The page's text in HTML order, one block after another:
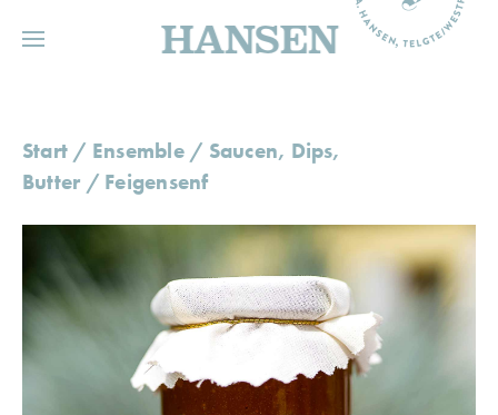
HANSEN
Start / Ensemble/ Saucen, Dips,
Butter / Feigensenf